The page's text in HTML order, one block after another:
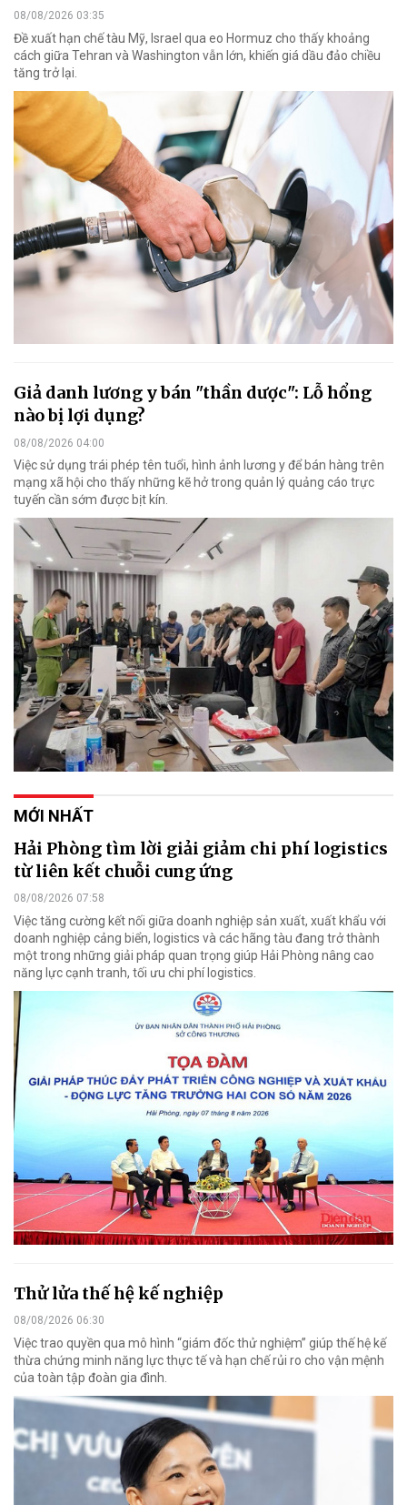
08/08/2026 03:35
Đề xuất hạn chế tàu Mỹ, Israel qua eo Hormuz cho thấy khoảng
cách giữa Tehran và Washington vẫn lớn, khiến giá dầu đảo chiều
tăng trở lại.
Giả danh lương y bán "thần dược": Lỗ hổng
nào bị lợi dụng?
08/08/2026 04:00
Việc sử dụng trái phép tên tuổi, hình ảnh lương y để bán hàng trên
mạng xã hội cho thấy những kẽ hở trong quản lý quảng cáo trực
tuyến cần sớm được bịt kín.
MỚI NHẤT
Hải Phòng tìm lời giải giảm chi phí logistics
từ liên kết chuỗi cung ứng
08/08/2026 07:58
Việc tăng cường kết nối giữa doanh nghiệp sản xuất, xuất khẩu với
doanh nghiệp cảng biển, logistics và các hãng tàu đang trở thành
một trong những giải pháp quan trọng giúp Hải Phòng nâng cao
năng lực cạnh tranh, tối ưu chi phí logistics.
Thử lửa thế hệ kế nghiệp
08/08/2026 06:30
Việc trao quyền qua mô hình “giám đốc thử nghiệm” giúp thế hệ kế
thừa chứng minh năng lực thực tế và hạn chế rủi ro cho vận mệnh
của toàn tập đoàn gia đình.